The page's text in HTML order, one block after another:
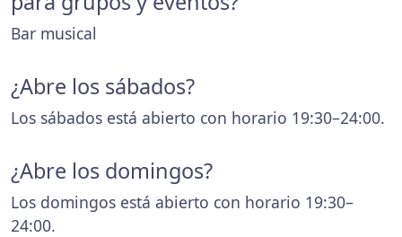
Bar musical
¿Abre los sábados?
Los sábados está abierto con horario 19:30–24:00.
¿Abre los domingos?
Los domingos está abierto con horario 19:30–
24:00.